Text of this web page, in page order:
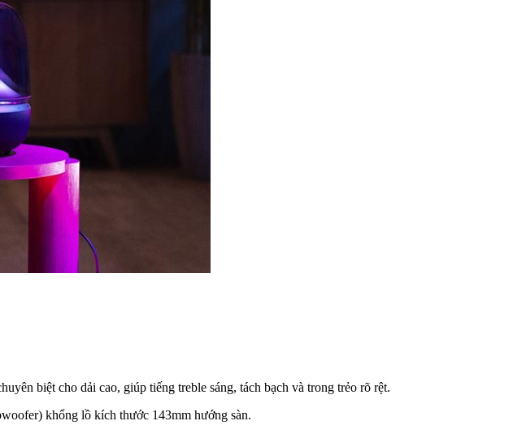
biệt cho dải cao, giúp tiếng treble sáng, tách bạch và trong trẻo rõ rệt.
khổng lồ kích thước 143mm hướng sàn.